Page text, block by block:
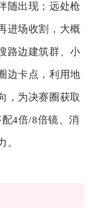
随出现；远处枪
进场收割，大概
路边建筑群、小
边卡点，利用地
，为决赛圈获取
4倍/8倍镜、消
。